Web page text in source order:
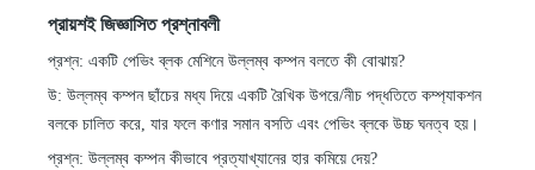
প্রায়শই জিজ্ঞাসিত প্রশ্নাবলী
প্রশ্ন: একটি পেভিং ব্লক মেশিনে উল্লম্ব কম্পন বলতে কী বোঝায়?
উ: উল্লম্ব কম্পন ছাঁচের মধ্য দিয়ে একটি রৈখিক উপরে/নীচ পদ্ধতিতে কম্প্যাকশন
বলকে চালিত করে, যার ফলে কণার সমান বসতি এবং পেভিং ব্লকে উচ্চ ঘনত্ব হয়।
প্রশ্ন: উল্লম্ব কম্পন কীভাবে প্রত্যাখ্যানের হার কমিয়ে দেয়?